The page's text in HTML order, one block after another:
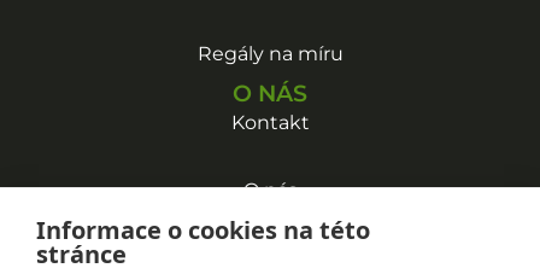
Informace o cookies na této
stránce
Regály na míru
O NÁS
Kontakt
O nás